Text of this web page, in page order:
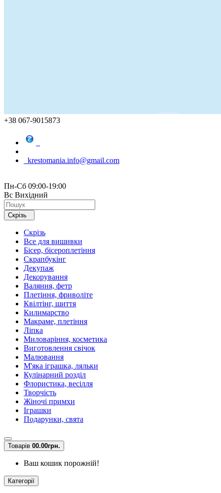
+38 067-9015873
krestomania.info@gmail.com
Пн-Сб 09:00-19:00
Вс Вихідний
Скрізь
Скрізь
Все для вишивки
Бісер, бісероплетіння
Скрапбукінг
Декупаж
Декорування
Валяння, фетр
Плетіння, фриволіте
Квілтінг, шиття
Килимарство
Макраме, плетіння
Ліпка
Миловаріння, косметика
Виготовлення свічок
Малювання
М'яка іграшка, ляльки
Кулінарний розділ
Флористика, весілля
Творчість
Жіночі примхи
Іграшки
Подарунки, свята
Товарів 00.00грн.
Ваш кошик порожній!
Категорії